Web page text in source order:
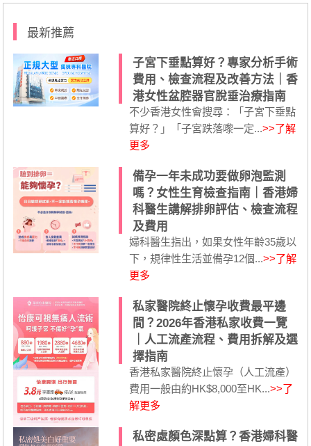
最新推薦
子宮下垂點算好？專家分析手術
費用、檢查流程及改善方法｜香
港女性盆腔器官脫垂治療指南
不少香港女性會搜尋：「子宮下垂點
算好？」「子宮跌落嚟一定...>>了解
更多
備孕一年未成功要做卵泡監測
嗎？女性生育檢查指南｜香港婦
科醫生講解排卵評估、檢查流程
及費用
婦科醫生指出，如果女性年齡35歲以
下，規律性生活並備孕12個...>>了解
更多
私家醫院終止懷孕收費最平邊
間？2026年香港私家收費一覽
｜人工流產流程、費用拆解及選
擇指南
香港私家醫院終止懷孕（人工流產）
費用一般由約HK$8,000至HK...>>了
解更多
私密處顏色深點算？香港婦科醫